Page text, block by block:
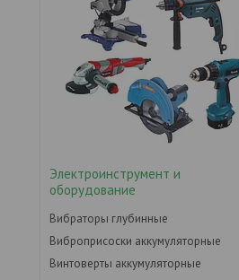
Электроинструмент и
оборудование
Вибраторы глубинные
Виброприсоски аккумуляторные
Винтоверты аккумуляторные